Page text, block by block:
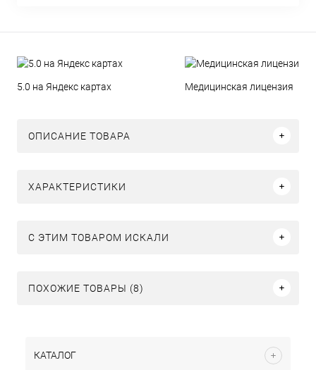
5.0 на Яндекс картах Медицинская лицензия
ОПИСАНИЕ ТОВАРА
ХАРАКТЕРИСТИКИ
C ЭТИМ ТОВАРОМ ИСКАЛИ
ПОХОЖИЕ ТОВАРЫ (8)
КАТАЛОГ